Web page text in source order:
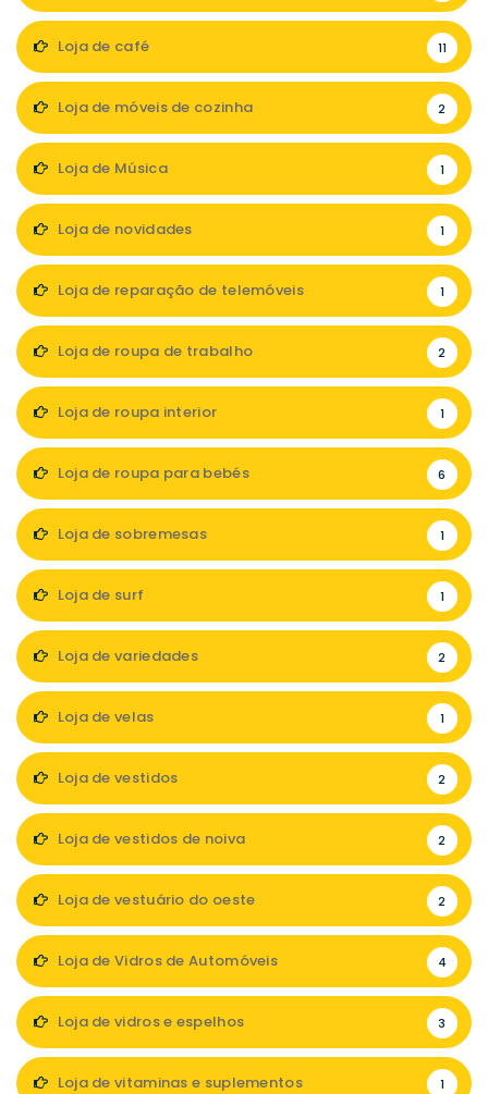
Loja de café 11
Loja de móveis de cozinha 2
Loja de Música 1
Loja de novidades 1
Loja de reparação de telemóveis 1
Loja de roupa de trabalho 2
Loja de roupa interior 1
Loja de roupa para bebés 6
Loja de sobremesas 1
Loja de surf 1
Loja de variedades 2
Loja de velas 1
Loja de vestidos 2
Loja de vestidos de noiva 2
Loja de vestuário do oeste 2
Loja de Vidros de Automóveis 4
Loja de vidros e espelhos 3
Loja de vitaminas e suplementos 1